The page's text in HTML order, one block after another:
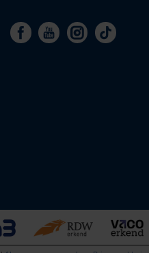
Facebook
YoutubeInstagram
Tiktok